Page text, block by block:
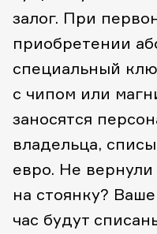
залог. При
приобретении
специальный
с чипом или
заносятся
владельца,
евро. Не
на стоянку?
час будут